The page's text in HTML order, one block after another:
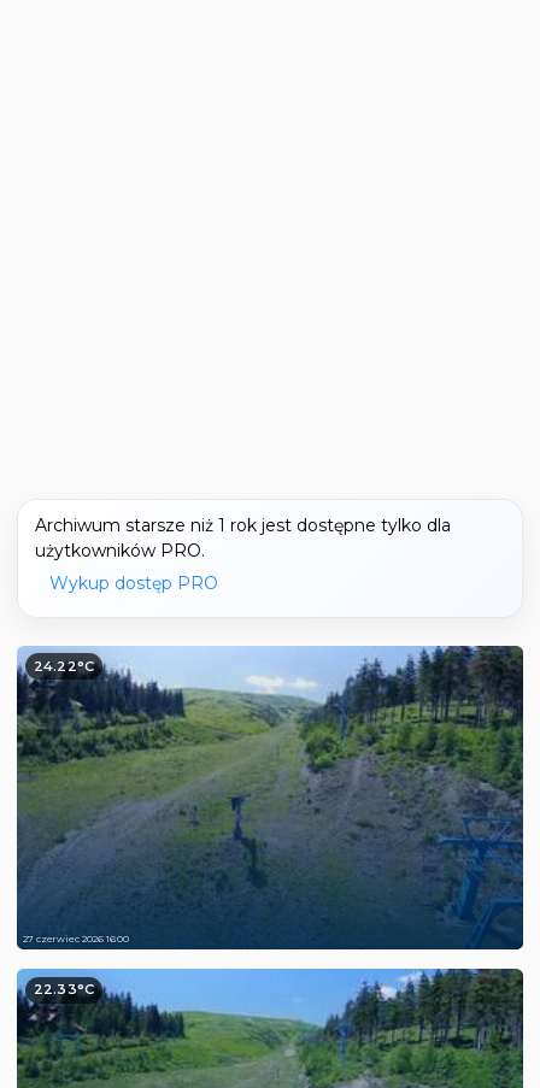
Archiwum starsze niż 1 rok jest dostępne tylko dla
użytkowników PRO.
Wykup dostęp PRO
24.22°C
27 czerwiec 2026 16:00
22.33°C